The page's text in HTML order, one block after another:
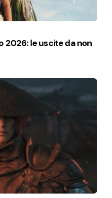
2026: le uscite da non